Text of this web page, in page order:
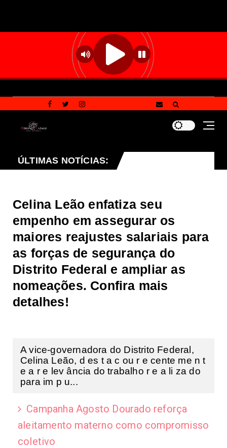
ÚLTIMAS NOTÍCIAS:
Campanha Multivacinação 2026: confira as principais
Celina Leão enfatiza seu
empenho em assegurar os
maiores reajustes salariais para
as forças de segurança do
Distrito Federal e ampliar as
nomeações. Confira mais
detalhes!
A vice-governadora do Distrito Federal,
Celina Leão, d es t a c ou r e cente me n t
e a r e lev ância do trabalho r e a li za do
para im p u...
Campanha Agosto Dourado reforça
aleitamento materno como compromisso
coletivo